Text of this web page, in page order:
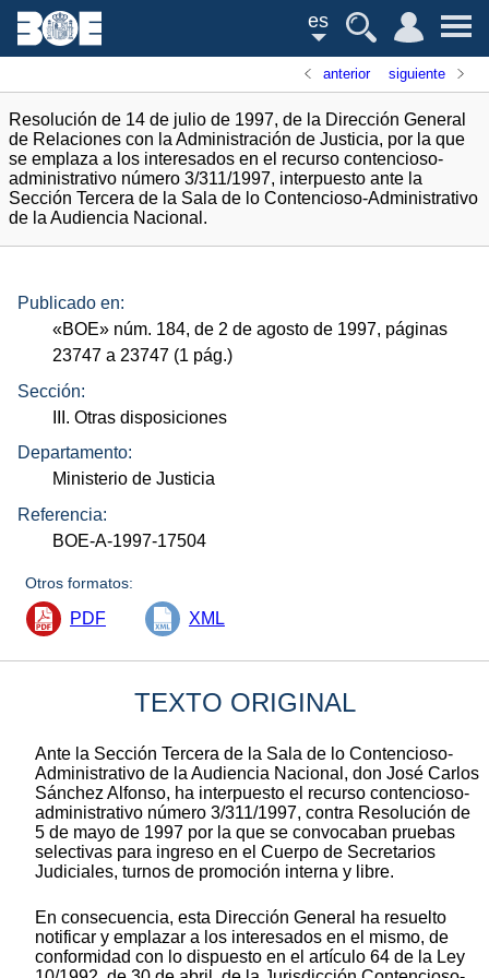
es
anterior siguiente
Resolución de 14 de julio de 1997, de la Dirección General
de Relaciones con la Administración de Justicia, por la que
se emplaza a los interesados en el recurso contencioso-
administrativo número 3/311/1997, interpuesto ante la
Sección Tercera de la Sala de lo Contencioso-Administrativo
de la Audiencia Nacional.
Publicado en:
«BOE» núm. 184, de 2 de agosto de 1997, páginas
23747 a 23747 (1 pág.)
Sección:
III. Otras disposiciones
Departamento:
Ministerio de Justicia
Referencia:
BOE-A-1997-17504
Otros formatos:
PDF XML
TEXTO ORIGINAL
Ante la Sección Tercera de la Sala de lo Contencioso-
Administrativo de la Audiencia Nacional, don José Carlos
Sánchez Alfonso, ha interpuesto el recurso contencioso-
administrativo número 3/311/1997, contra Resolución de
5 de mayo de 1997 por la que se convocaban pruebas
selectivas para ingreso en el Cuerpo de Secretarios
Judiciales, turnos de promoción interna y libre.
En consecuencia, esta Dirección General ha resuelto
notificar y emplazar a los interesados en el mismo, de
conformidad con lo dispuesto en el artículo 64 de la Ley